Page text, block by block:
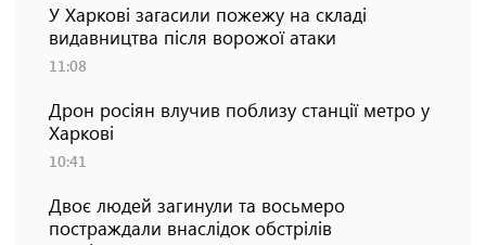
У Харкові загасили пожежу на складі
видавництва після ворожої атаки
11:08
Дрон росіян влучив поблизу станції метро у
Харкові
10:41
Двоє людей загинули та восьмеро
постраждали внаслідок обстрілів